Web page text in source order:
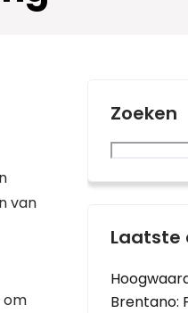
van
om
Zoeken
Laatste
Brentano: